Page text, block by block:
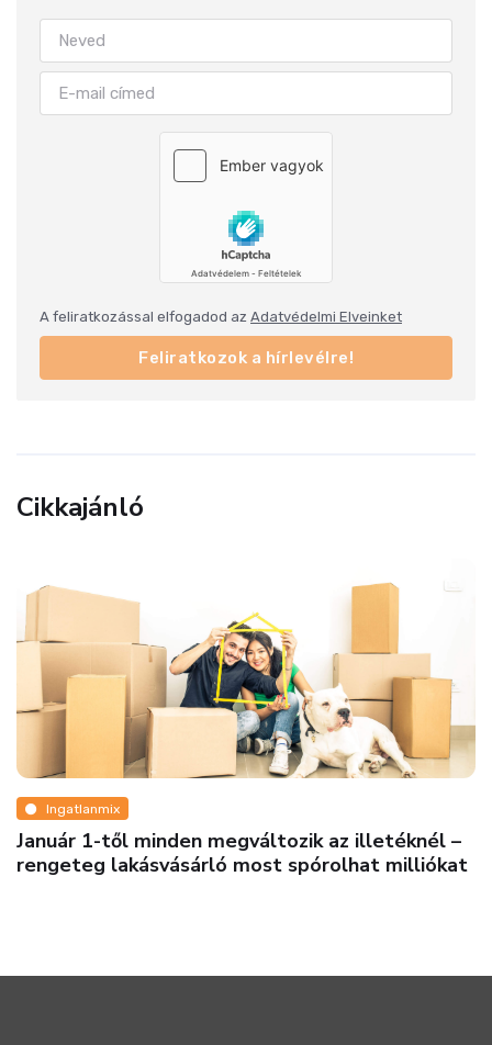
A feliratkozással elfogadod az Adatvédelmi Elveinket
Feliratkozok a hírlevélre!
Cikkajánló
Ingatlanmix
Január 1-től minden megváltozik az illetéknél –
rengeteg lakásvásárló most spórolhat milliókat